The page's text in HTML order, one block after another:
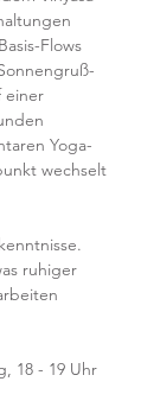
Flows
einer
Yoga-
wechselt
ruhiger
18 - 19 Uhr